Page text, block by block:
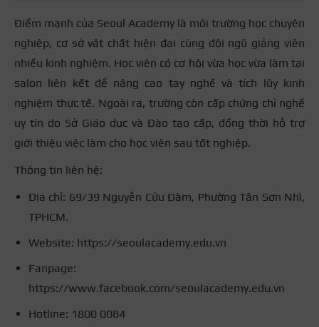
Điểm mạnh của Seoul Academy là môi trường học chuyên
nghiệp, cơ sở vật chất hiện đại cùng đội ngũ giảng viên
nhiều kinh nghiệm. Học viên có cơ hội vừa học vừa làm tại
salon liên kết để nâng cao tay nghề và tích lũy kinh
nghiệm thực tế. Ngoài ra, trường còn cấp chứng chỉ nghề
uy tín do Sở Giáo dục và Đào tạo cấp, đồng thời hỗ trợ
giới thiệu việc làm cho học viên sau tốt nghiệp.
Thông tin liên hệ:
Địa chỉ: 69/39 Nguyễn Cửu Đàm, Phường Tân Sơn Nhì,
TPHCM.
Website: https://seoulacademy.edu.vn
Fanpage:
https://www.facebook.com/seoulacademy.edu.vn
Hotline: 1800 0084